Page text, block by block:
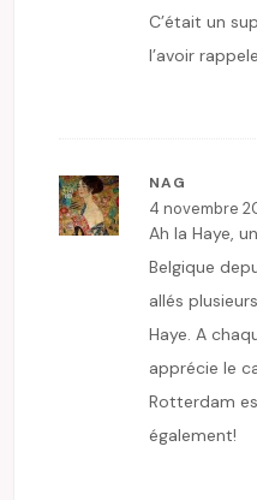
C’était un
l’avoir
NAG
4 novembre
Ah la Haye,
Belgique
allés
Haye. A
apprécie le
Rotterdam
également!